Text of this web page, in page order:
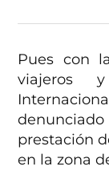
Pues con
viajeros
prestación
en la zona